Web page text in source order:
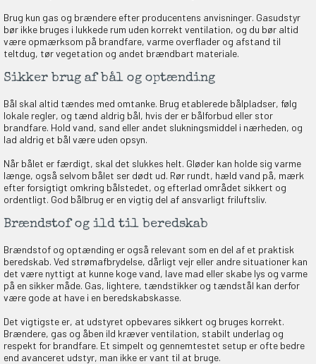
Brug kun gas og brændere efter producentens anvisninger. Gasudstyr
bør ikke bruges i lukkede rum uden korrekt ventilation, og du bør altid
være opmærksom på brandfare, varme overflader og afstand til
teltdug, tør vegetation og andet brændbart materiale.
Sikker brug af bål og optænding
Bål skal altid tændes med omtanke. Brug etablerede bålpladser, følg
lokale regler, og tænd aldrig bål, hvis der er bålforbud eller stor
brandfare. Hold vand, sand eller andet slukningsmiddel i nærheden, og
lad aldrig et bål være uden opsyn.
Når bålet er færdigt, skal det slukkes helt. Gløder kan holde sig varme
længe, også selvom bålet ser dødt ud. Rør rundt, hæld vand på, mærk
efter forsigtigt omkring bålstedet, og efterlad området sikkert og
ordentligt. God bålbrug er en vigtig del af ansvarligt friluftsliv.
Brændstof og ild til beredskab
Brændstof og optænding er også relevant som en del af et praktisk
beredskab. Ved strømafbrydelse, dårligt vejr eller andre situationer kan
det være nyttigt at kunne koge vand, lave mad eller skabe lys og varme
på en sikker måde. Gas, lightere, tændstikker og tændstål kan derfor
være gode at have i en beredskabskasse.
Det vigtigste er, at udstyret opbevares sikkert og bruges korrekt.
Brændere, gas og åben ild kræver ventilation, stabilt underlag og
respekt for brandfare. Et simpelt og gennemtestet setup er ofte bedre
end avanceret udstyr, man ikke er vant til at bruge.